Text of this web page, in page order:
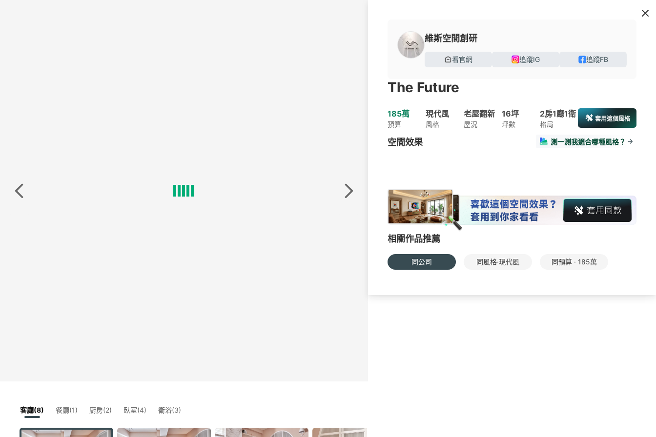
客廳(8) 餐廳(1) 廚房(2) 臥室(4) 衛浴(3)
維斯空間創研
看官網 追蹤IG 追蹤FB
The Future
185萬
預算
現代風
風格
老屋翻新
屋況
16坪
坪數
2房1廳1衛
格局
套用這個風格
空間效果 測一測我適合哪種風格？
相關作品推薦
同公司 同風格·現代風 同預算 · 185萬